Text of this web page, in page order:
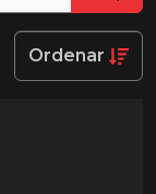
Ordenar